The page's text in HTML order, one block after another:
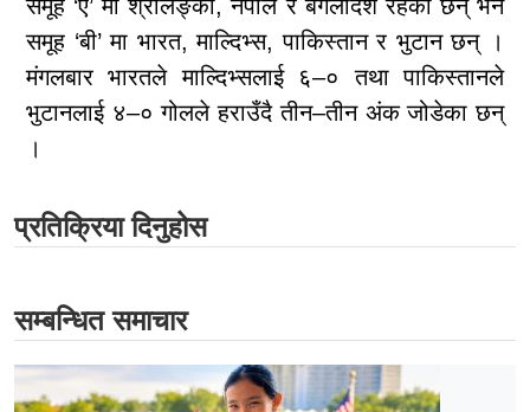
समूह ‘ए’ मा श्रीलङ्का, नेपाल र बंगलादेश रहेका छन् भने
समूह ‘बी’ मा भारत, माल्दिभ्स, पाकिस्तान र भुटान छन् ।
मंगलबार भारतले माल्दिभ्सलाई ६–० तथा पाकिस्तानले
भुटानलाई ४–० गोलले हराउँदै तीन–तीन अंक जोडेका छन्
।
प्रतिक्रिया दिनुहोस
सम्बन्धित समाचार